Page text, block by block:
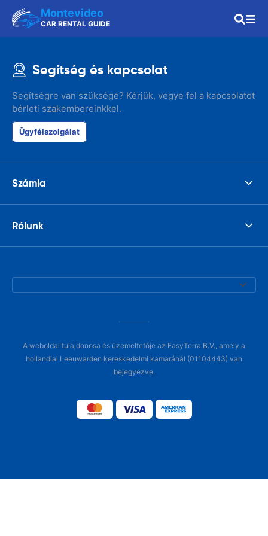
Montevideo
CAR RENTAL GUIDE
Segítség és kapcsolat
Segítségre van szüksége? Kérjük, vegye fel a kapcsolatot
bérleti szakembereinkkel.
Ügyfélszolgálat
Számla
Rólunk
A weboldal tulajdonosa és üzemeltetője az EasyTerra B.V., amely a
hollandiai Leeuwarden kereskedelmi kamaránál (01104443) van
bejegyezve.